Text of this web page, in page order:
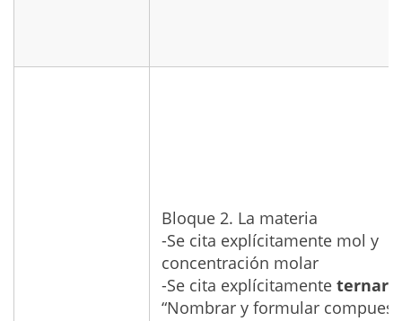
Bloque 2. La materia
-Se cita explícitamente mol y
concentración molar
-Se cita explícitamente
“Nombrar y formular